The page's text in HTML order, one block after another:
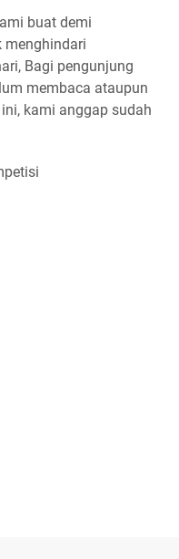
buat demi
menghindari
Bagi pengunjung
membaca ataupun
kami anggap sudah